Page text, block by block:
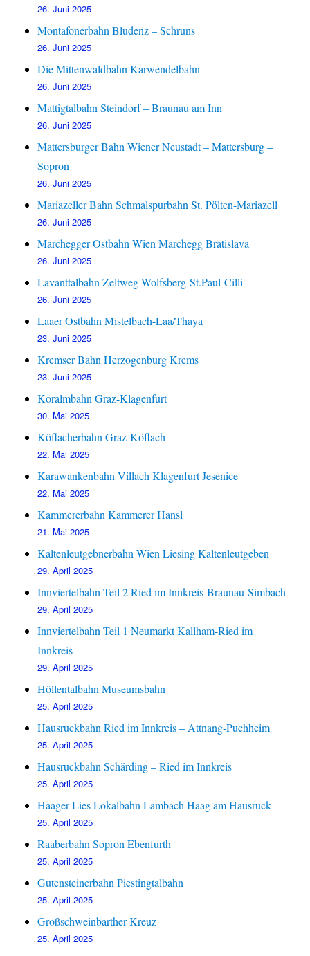
26. Juni 2025
Montafonerbahn Bludenz – Schruns
26. Juni 2025
Die Mittenwaldbahn Karwendelbahn
26. Juni 2025
Mattigtalbahn Steindorf – Braunau am Inn
26. Juni 2025
Mattersburger Bahn Wiener Neustadt – Mattersburg –
Sopron
26. Juni 2025
Mariazeller Bahn Schmalspurbahn St. Pölten-Mariazell
26. Juni 2025
Marchegger Ostbahn Wien Marchegg Bratislava
26. Juni 2025
Lavanttalbahn Zeltweg-Wolfsberg-St.Paul-Cilli
26. Juni 2025
Laaer Ostbahn Mistelbach-Laa/Thaya
23. Juni 2025
Kremser Bahn Herzogenburg Krems
23. Juni 2025
Koralmbahn Graz-Klagenfurt
30. Mai 2025
Köflacherbahn Graz-Köflach
22. Mai 2025
Karawankenbahn Villach Klagenfurt Jesenice
22. Mai 2025
Kammererbahn Kammerer Hansl
21. Mai 2025
Kaltenleutgebnerbahn Wien Liesing Kaltenleutgeben
29. April 2025
Innviertelbahn Teil 2 Ried im Innkreis-Braunau-Simbach
29. April 2025
Innviertelbahn Teil 1 Neumarkt Kallham-Ried im
Innkreis
29. April 2025
Höllentalbahn Museumsbahn
25. April 2025
Hausruckbahn Ried im Innkreis – Attnang-Puchheim
25. April 2025
Hausruckbahn Schärding – Ried im Innkreis
25. April 2025
Haager Lies Lokalbahn Lambach Haag am Hausruck
25. April 2025
Raaberbahn Sopron Ebenfurth
25. April 2025
Gutensteinerbahn Piestingtalbahn
25. April 2025
Großschweinbarther Kreuz
25. April 2025